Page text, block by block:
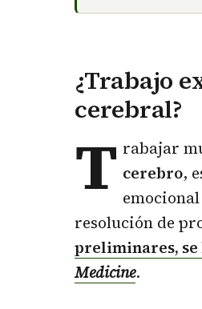
¿Trabajo
cerebral?
T rabajar
cerebro,
resolución de
preliminares,
Medicine.